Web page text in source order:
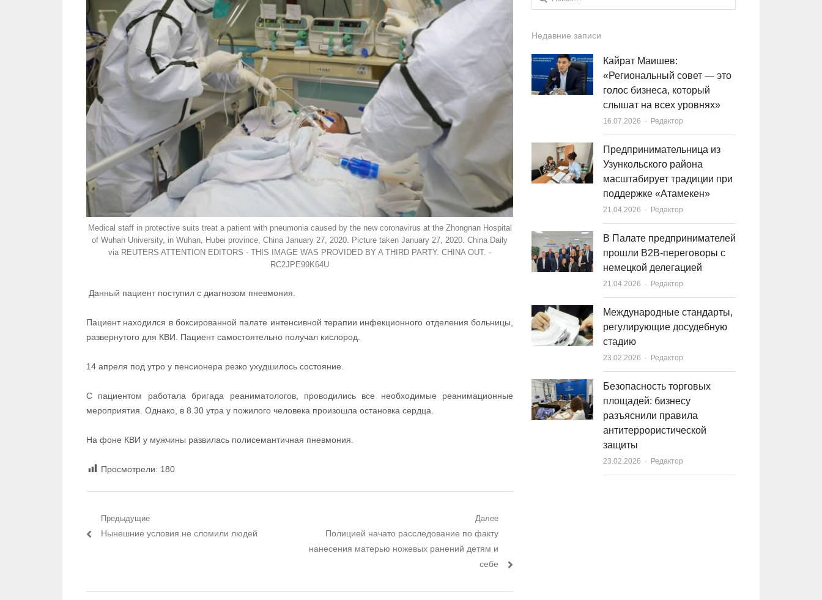
Medical staff in protective suits treat a patient with pneumonia caused by the new coronavirus at the Zhongnan Hospital
of Wuhan University, in Wuhan, Hubei province, China January 27, 2020. Picture taken January 27, 2020. China Daily
via REUTERS ATTENTION EDITORS - THIS IMAGE WAS PROVIDED BY A THIRD PARTY. CHINA OUT. -
RC2JPE99K64U
Данный пациент поступил с диагнозом пневмония.
Пациент находился в боксированной палате интенсивной терапии инфекционного отделения больницы,
развернутого для КВИ. Пациент самостоятельно получал кислород.
14 апреля под утро у пенсионера резко ухудшилось состояние.
С пациентом работала бригада реаниматологов, проводились все необходимые реанимационные
мероприятия. Однако, в 8.30 утра у пожилого человека произошла остановка сердца.
На фоне КВИ у мужчины развилась полисемантичная пневмония.
Просмотрели: 180
Навигация по записям
Предыдущие
Предыдущий пост:
Нынешние условия не сломили людей
Далее
Следующий пост:
Полицией начато расследование по факту
нанесения матерью ножевых ранений детям и
себе
Недавние записи
Кайрат Маишев:
«Региональный совет — это
голос бизнеса, который
слышат на всех уровнях»
16.07.2026 Author
Редактор
Предпринимательница из
Узункольского района
масштабирует традиции при
поддержке «Атамекен»
21.04.2026 Author
Редактор
В Палате предпринимателей
прошли B2B-переговоры с
немецкой делегацией
21.04.2026 Author
Редактор
Международные стандарты,
регулирующие досудебную
стадию
23.02.2026 Author
Редактор
Безопасность торговых
площадей: бизнесу
разъяснили правила
антитеррористической
защиты
23.02.2026 Author
Редактор